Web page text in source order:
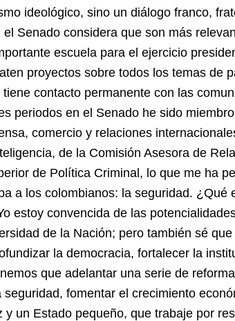
ideológico, sino un diálogo franco,
Senado considera que son más
escuela para el ejercicio
proyectos sobre todos los temas de
contacto permanente con las
periodos en el Senado he sido
comercio y relaciones
de la Comisión Asesora de
de Política Criminal, lo que me ha
a los colombianos: la seguridad. ¿Qué
estoy convencida de las
de la Nación; pero también sé
la democracia, fortalecer la
que adelantar una serie de
fomentar el crecimiento
un Estado pequeño, que trabaje por